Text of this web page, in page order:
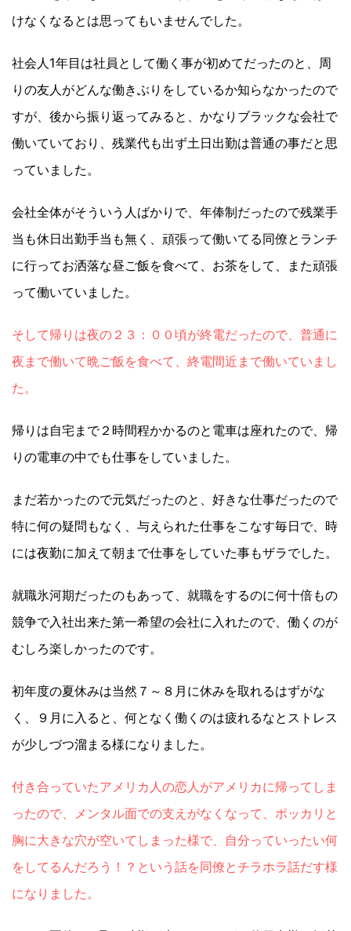
けなくなるとは思ってもいませんでした。
社会人1年目は社員として働く事が初めてだったのと、周
りの友人がどんな働きぶりをしているか知らなかったので
すが、後から振り返ってみると、かなりブラックな会社で
働いていており、残業代も出ず土日出勤は普通の事だと思
っていました。
会社全体がそういう人ばかりで、年俸制だったので残業手
当も休日出勤手当も無く、頑張って働いてる同僚とランチ
に行ってお洒落な昼ご飯を食べて、お茶をして、また頑張
って働いていました。
そして帰りは夜の２３：００頃が終電だったので、普通に
夜まで働いて晩ご飯を食べて、終電間近まで働いていまし
た。
帰りは自宅まで２時間程かかるのと電車は座れたので、帰
りの電車の中でも仕事をしていました。
まだ若かったので元気だったのと、好きな仕事だったので
特に何の疑問もなく、与えられた仕事をこなす毎日で、時
には夜勤に加えて朝まで仕事をしていた事もザラでした。
就職氷河期だったのもあって、就職をするのに何十倍もの
競争で入社出来た第一希望の会社に入れたので、働くのが
むしろ楽しかったのです。
初年度の夏休みは当然７～８月に休みを取れるはずがな
く、９月に入ると、何となく働くのは疲れるなとストレス
が少しづつ溜まる様になりました。
付き合っていたアメリカ人の恋人がアメリカに帰ってしま
ったので、メンタル面での支えがなくなって、ポッカリと
胸に大きな穴が空いてしまった様で、自分っていったい何
をしてるんだろう！？という話を同僚とチラホラ話だす様
になりました。